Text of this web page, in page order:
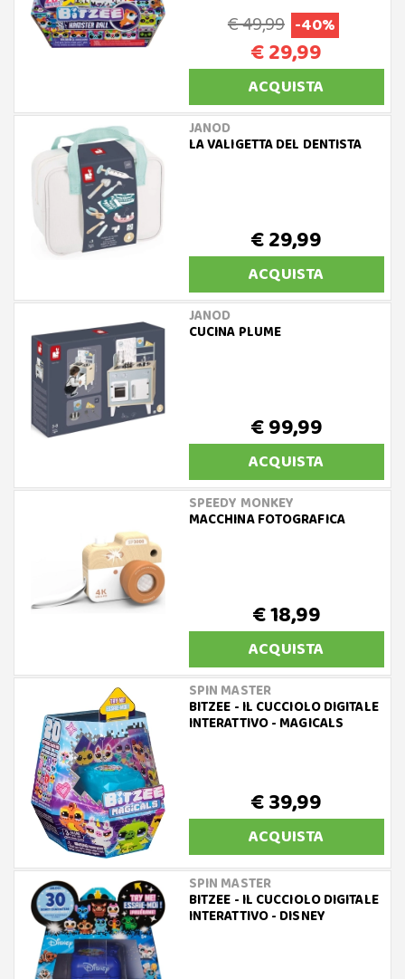
€ 49,99 -40%
€ 29,99
ACQUISTA
JANOD
LA VALIGETTA DEL DENTISTA
€ 29,99
ACQUISTA
JANOD
CUCINA PLUME
€ 99,99
ACQUISTA
SPEEDY MONKEY
MACCHINA FOTOGRAFICA
€ 18,99
ACQUISTA
SPIN MASTER
BITZEE - IL CUCCIOLO DIGITALE
INTERATTIVO - MAGICALS
€ 39,99
ACQUISTA
SPIN MASTER
BITZEE - IL CUCCIOLO DIGITALE
INTERATTIVO - DISNEY